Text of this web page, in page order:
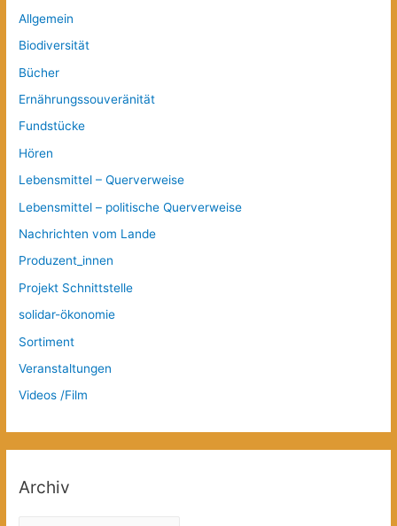
Allgemein
Biodiversität
Bücher
Ernährungssouveränität
Fundstücke
Hören
Lebensmittel – Querverweise
Lebensmittel – politische Querverweise
Nachrichten vom Lande
Produzent_innen
Projekt Schnittstelle
solidar-ökonomie
Sortiment
Veranstaltungen
Videos /Film
Archiv